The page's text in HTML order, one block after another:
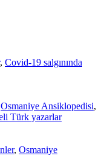
, Covid-19 salgınında
Osmaniye Ansiklopedisi,
Türk yazarlar
, Osmaniye